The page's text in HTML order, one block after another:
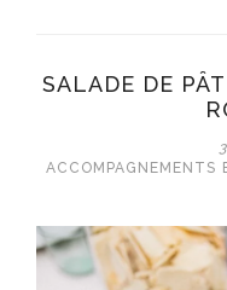
SALADE DE
ACCOMPAGNEMENTS